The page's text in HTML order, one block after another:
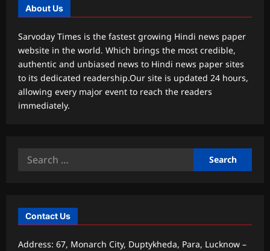
About Us
Sarvoday Times is the fastest growing Hindi news paper
website in the world. Which brings the most credible,
authentic and unbiased news to Hindi news paper sites
to its dedicated readership.Our site is updated 24 hours,
allowing every major event to reach the readers
immediately.
Search
Contact Us
Address: 67, Monarch City, Duptykheda, Para, Lucknow –